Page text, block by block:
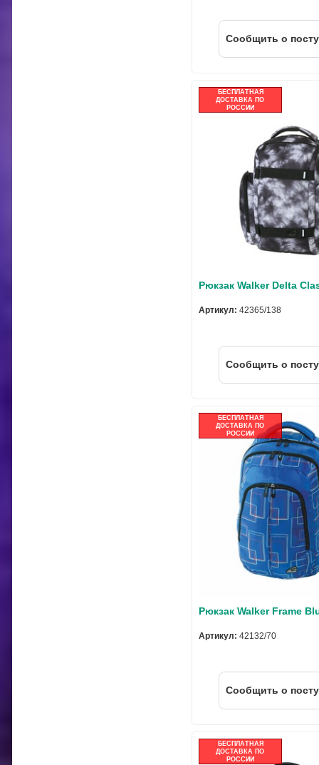
Cообщить о
БЕСПЛАТНАЯ
ДОСТАВКА ПО
РОССИИ
Рюкзак Walker Delta
Артикул: 42365/138
Cообщить о
БЕСПЛАТНАЯ
ДОСТАВКА ПО
РОССИИ
Рюкзак Walker Frame
Артикул: 42132/70
Cообщить о
БЕСПЛАТНАЯ
ДОСТАВКА ПО
РОССИИ